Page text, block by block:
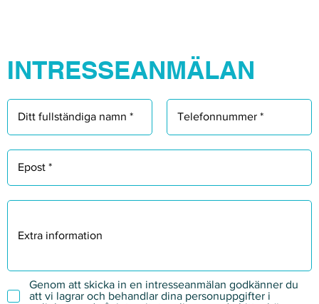
Genom att skicka in en intresseanmälan godkänner du
att vi lagrar och behandlar dina personuppgifter i
INTRESSEANMÄLAN